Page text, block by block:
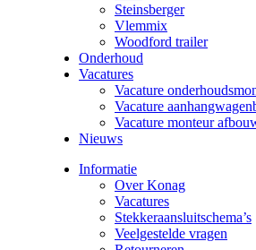
Steinsberger
Vlemmix
Woodford trailer
Onderhoud
Vacatures
Vacature
Vacature
Vacature monteur
Nieuws
Informatie
Over Konag
Vacatures
Stekkeraansluitschema’s
Veelgestelde vragen